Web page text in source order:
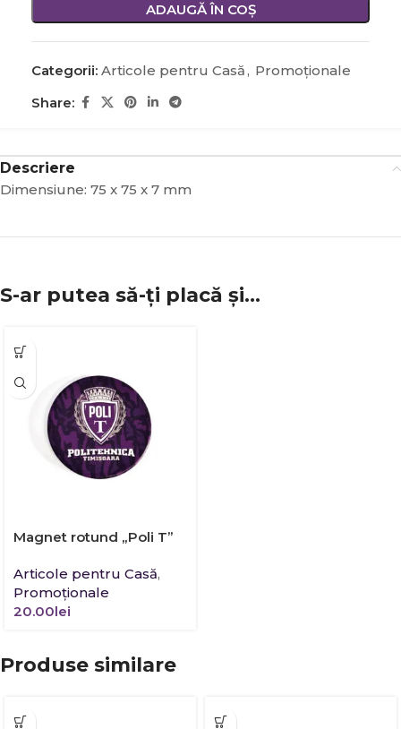
ADAUGĂ ÎN COȘ
Categorii: Articole pentru Casă, Promoţionale
Share:
Descriere
Dimensiune: 75 x 75 x 7 mm
S-ar putea să-ți placă și…
Magnet rotund „Poli T”
Articole pentru Casă,
Promoţionale
20.00lei
Produse similare